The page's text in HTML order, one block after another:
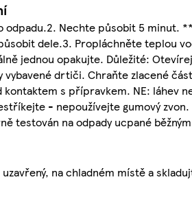
odpadu.2. Nechte působit 5 minut.
dele.3. Propláchněte teplou
jednou opakujte. Důležité:
vybavené drtiči. Chraňte zlacené
s přípravkem. NE: láhev
- nepoužívejte gumový zvon.
testován na odpady ucpané
na chladném místě a